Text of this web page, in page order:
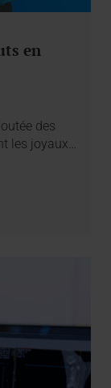
en
des
les joyaux…